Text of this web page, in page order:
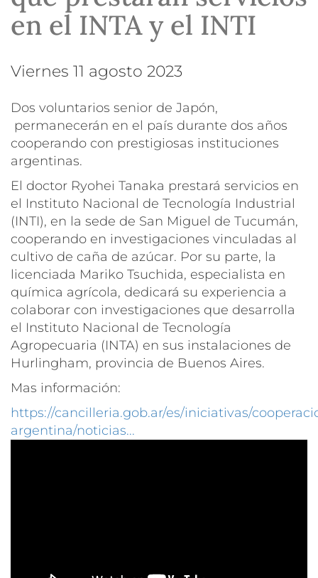
en el INTA y el INTI
viernes 11 agosto 2023
Dos voluntarios senior de Japón,
permanecerán en el país durante dos años
cooperando con prestigiosas instituciones
argentinas.
El doctor Ryohei Tanaka prestará servicios en
el Instituto Nacional de Tecnología Industrial
(INTI), en la sede de San Miguel de Tucumán,
cooperando en investigaciones vinculadas al
cultivo de caña de azúcar. Por su parte, la
licenciada Mariko Tsuchida, especialista en
química agrícola, dedicará su experiencia a
colaborar con investigaciones que desarrolla
el Instituto Nacional de Tecnología
Agropecuaria (INTA) en sus instalaciones de
Hurlingham, provincia de Buenos Aires.
Mas información:
https://cancilleria.gob.ar/es/iniciativas/
argentina/noticias...